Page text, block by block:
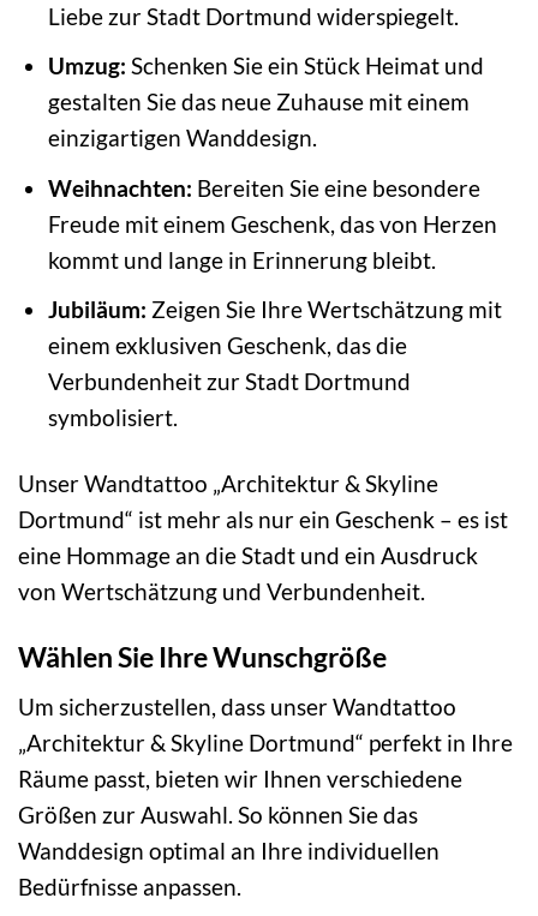
Liebe zur Stadt Dortmund widerspiegelt.
Umzug: Schenken Sie ein Stück Heimat und
gestalten Sie das neue Zuhause mit einem
einzigartigen Wanddesign.
Weihnachten: Bereiten Sie eine besondere
Freude mit einem Geschenk, das von Herzen
kommt und lange in Erinnerung bleibt.
Jubiläum: Zeigen Sie Ihre Wertschätzung mit
einem exklusiven Geschenk, das die
Verbundenheit zur Stadt Dortmund
symbolisiert.
Unser Wandtattoo „Architektur & Skyline
Dortmund“ ist mehr als nur ein Geschenk – es ist
eine Hommage an die Stadt und ein Ausdruck
von Wertschätzung und Verbundenheit.
Wählen Sie Ihre Wunschgröße
Um sicherzustellen, dass unser Wandtattoo
„Architektur & Skyline Dortmund“ perfekt in Ihre
Räume passt, bieten wir Ihnen verschiedene
Größen zur Auswahl. So können Sie das
Wanddesign optimal an Ihre individuellen
Bedürfnisse anpassen.